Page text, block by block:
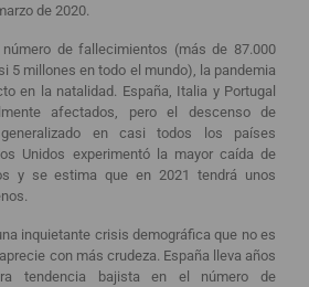
de 2020.
de fallecimientos (más de 87.000
5 millones en todo el mundo), la pandemia
en la natalidad. España, Italia y Portugal
afectados, pero el descenso de
en casi todos los países
Unidos experimentó la mayor caída de
y se estima que en 2021 tendrá unos
inquietante crisis demográfica que no es
con más crudeza. España lleva años
tendencia bajista en el número de